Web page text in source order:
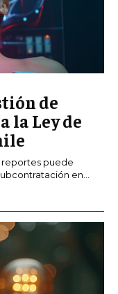
de
la Ley de
reportes puede
en...